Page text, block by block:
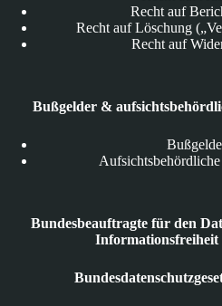
Recht auf
Recht auf Löschung
Recht auf
Bußgelder &
Bundesbeauftragte für den